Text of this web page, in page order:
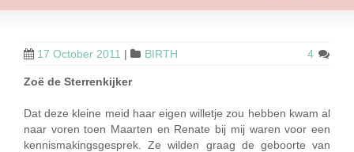
17 October 2011 | BIRTH 4
Zoë de Sterrenkijker
Dat deze kleine meid haar eigen willetje zou hebben kwam al
naar voren toen Maarten en Renate bij mij waren voor een
kennismakingsgesprek. Ze wilden graag de geboorte van